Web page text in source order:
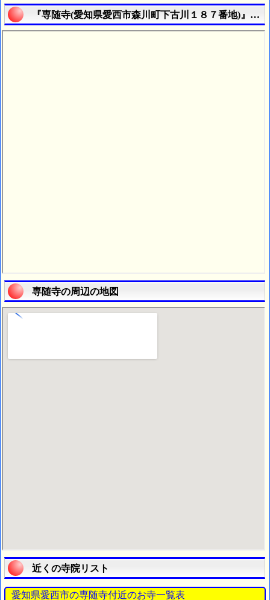
『専随寺(愛知県愛西市森川町下古川１８７番地)』の
専随寺の周辺の地図
近くの寺院リスト
愛知県愛西市の専随寺付近のお寺一覧表